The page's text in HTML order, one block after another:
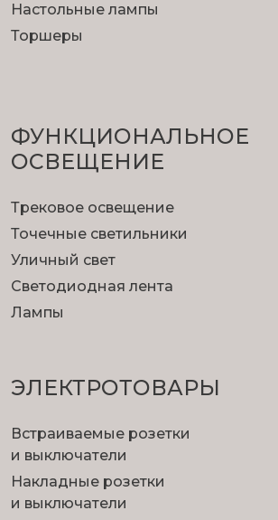
Настольные лампы
Торшеры
ФУНКЦИОНА­ЛЬНОЕ
ОСВЕЩЕНИЕ
Трековое освещение
Точечные светильники
Уличный свет
Светодиодная лента
Лампы
ЭЛЕКТРОТОВАРЫ
Встраиваемые розетки
и выключатели
Накладные розетки
и выключатели